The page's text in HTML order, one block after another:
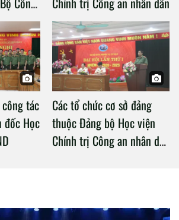
viện
dân
tác
đốc Học
Các tổ chức cơ sở đảng
thuộc Đảng bộ Học viện
Chính trị Công an nhân dân